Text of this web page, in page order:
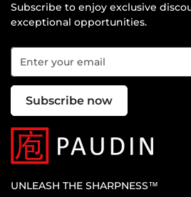
UNLEASH THE SHARPNESS™
Subscribe to enjoy exclusive
exceptional opportunities.
Subscribe now